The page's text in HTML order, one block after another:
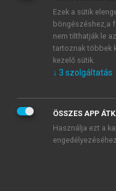
veszem és elfogadom.
Általános
mersz.huoldalak
tudomásul veszem
Ezek a sütik
böngészéshez,a
nem tilthatják le
tartoznak többek
kezelő sütik.
↓ 3 szolgáltatás
ÖSSZES APP
Használja ezt a